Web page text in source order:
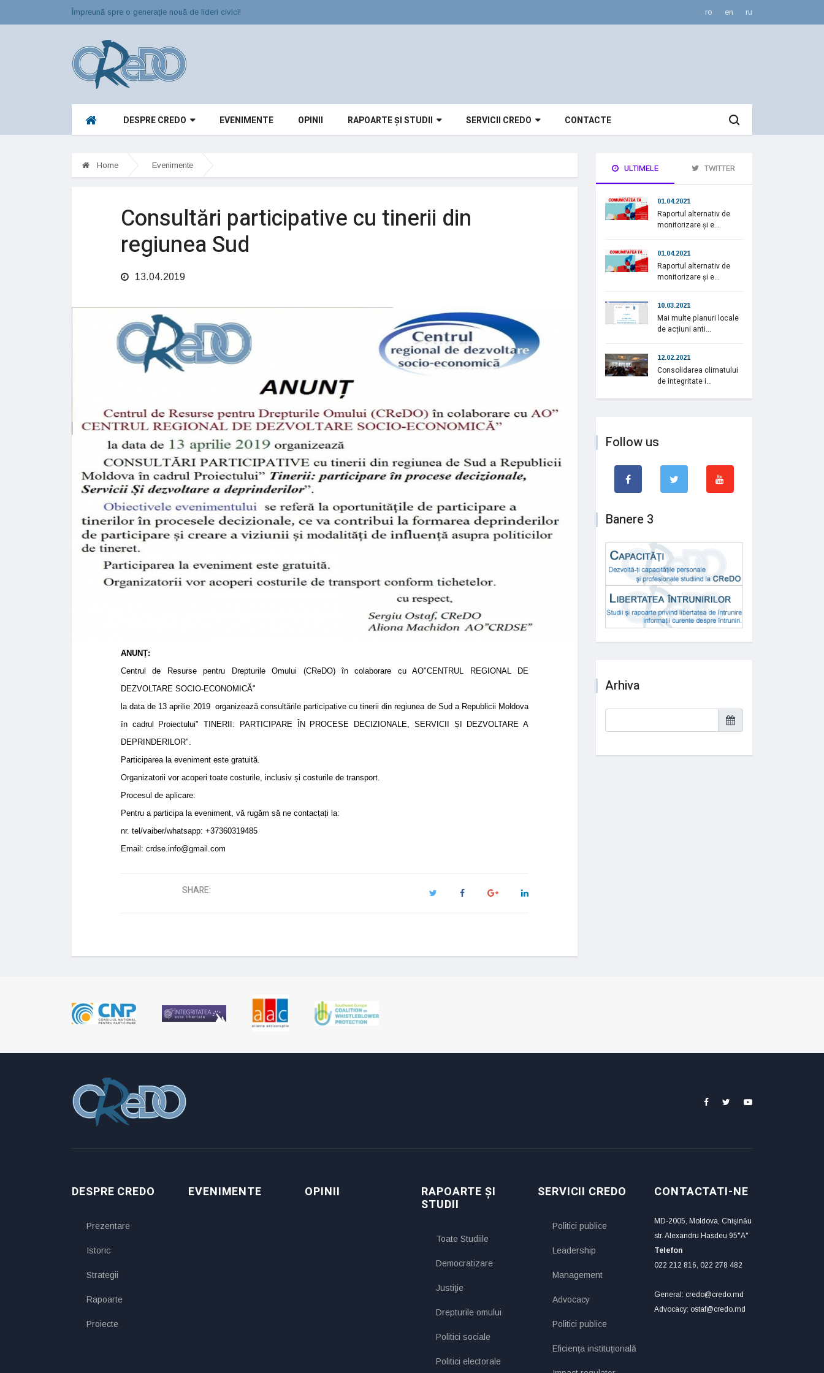
Împreună spre o generaţie nouă de lideri civici! ro en ru
DESPRE CREDO EVENIMENTE OPINII RAPOARTE ȘI STUDII SERVICII CREDO CONTACTE
Home Evenimente
Consultări participative cu tinerii din
regiunea Sud
13.04.2019
ANUNȚ:
Centrul de Resurse pentru Drepturile Omului (CReDO) în colaborare cu AO"CENTRUL REGIONAL DE
DEZVOLTARE SOCIO-ECONOMICĂ"
la data de 13 aprilie 2019 organizează consultările participative cu tinerii din regiunea de Sud a Republicii Moldova
în cadrul Proiectului" TINERII: PARTICIPARE ÎN PROCESE DECIZIONALE, SERVICII ȘI DEZVOLTARE A
DEPRINDERILOR".
Participarea la eveniment este gratuită.
Organizatorii vor acoperi toate costurile, inclusiv și costurile de transport.
Procesul de aplicare:
Pentru a participa la eveniment, vă rugăm să ne contacțați la:
nr. tel/vaiber/whatsapp: +37360319485
Email: crdse.info@gmail.com
SHARE:
ULTIMELE TWITTER
01.04.2021
Raportul alternativ de
monitorizare și e...
01.04.2021
Raportul alternativ de
monitorizare și e...
10.03.2021
Mai multe planuri locale
de acțiuni anti...
12.02.2021
Consolidarea climatului
de integritate i...
Follow us
Banere 3
Arhiva
DESPRE CREDO
Prezentare
Istoric
Strategii
Rapoarte
Proiecte
EVENIMENTE OPINII RAPOARTE ȘI
STUDII
Toate Studiile
Democratizare
Justiţie
Drepturile omului
Politici sociale
Politici electorale
SERVICII CREDO
Politici publice
Leadership
Management
Advocacy
Politici publice
Eficienţa instituţională
CONTACTATI-NE
MD-2005, Moldova, Chişinău
str. Alexandru Hasdeu 95"A"
Telefon
022 212 816, 022 278 482
General: credo@credo.md
Advocacy: ostaf@credo.md